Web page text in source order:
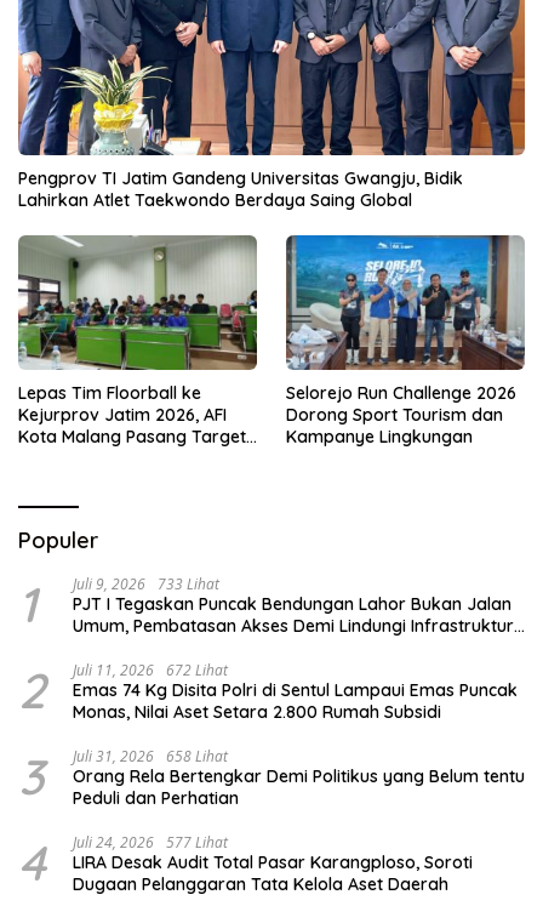
Pengprov TI Jatim Gandeng Universitas Gwangju, Bidik
Lahirkan Atlet Taekwondo Berdaya Saing Global
Lepas Tim Floorball ke
Kejurprov Jatim 2026, AFI
Kota Malang Pasang Target
Selorejo Run Challenge 2026
Dorong Sport Tourism dan
Kampanye Lingkungan
Populer
1 Juli 9, 2026 733 Lihat
PJT I Tegaskan Puncak Bendungan Lahor Bukan Jalan
Umum, Pembatasan Akses Demi Lindungi Infrastruktur
2 Juli 11, 2026 672 Lihat
Emas 74 Kg Disita Polri di Sentul Lampaui Emas Puncak
Monas, Nilai Aset Setara 2.800 Rumah Subsidi
3 Juli 31, 2026 658 Lihat
Orang Rela Bertengkar Demi Politikus yang Belum tentu
Peduli dan Perhatian
4 Juli 24, 2026 577 Lihat
LIRA Desak Audit Total Pasar Karangploso, Soroti
Dugaan Pelanggaran Tata Kelola Aset Daerah